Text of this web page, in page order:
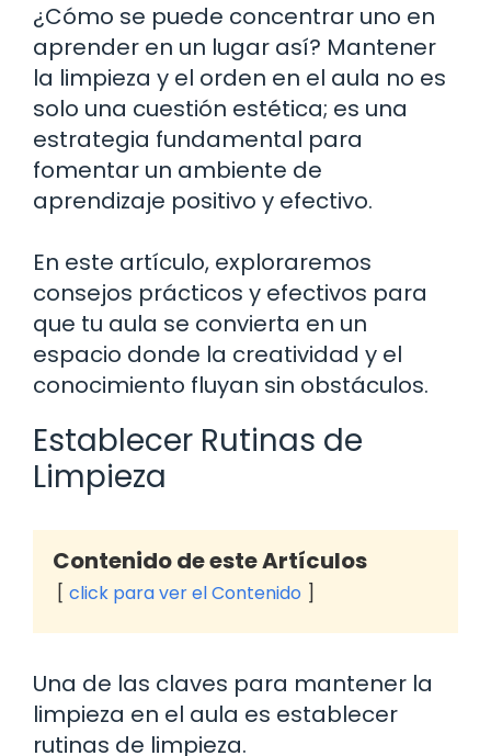
¿Cómo se puede concentrar uno en
aprender en un lugar así? Mantener
la limpieza y el orden en el aula no es
solo una cuestión estética; es una
estrategia fundamental para
fomentar un ambiente de
aprendizaje positivo y efectivo.
En este artículo, exploraremos
consejos prácticos y efectivos para
que tu aula se convierta en un
espacio donde la creatividad y el
conocimiento fluyan sin obstáculos.
Establecer Rutinas de
Limpieza
Contenido de este Artículos
click para ver el Contenido
Una de las claves para mantener la
limpieza en el aula es establecer
rutinas de limpieza.